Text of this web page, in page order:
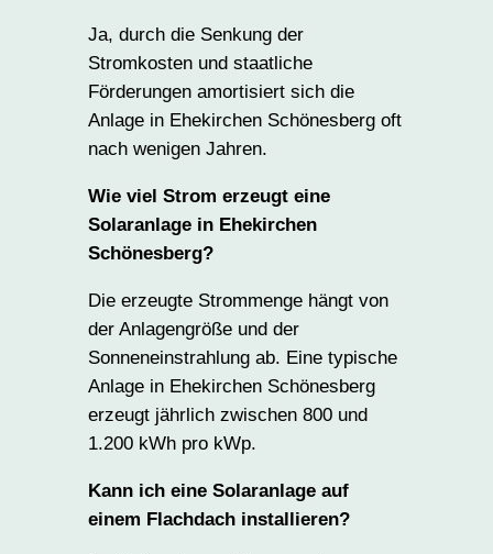
Ja, durch die Senkung der
Stromkosten und staatliche
Förderungen amortisiert sich die
Anlage in Ehekirchen Schönesberg oft
nach wenigen Jahren.
Wie viel Strom erzeugt eine
Solaranlage in Ehekirchen
Schönesberg?
Die erzeugte Strommenge hängt von
der Anlagengröße und der
Sonneneinstrahlung ab. Eine typische
Anlage in Ehekirchen Schönesberg
erzeugt jährlich zwischen 800 und
1.200 kWh pro kWp.
Kann ich eine Solaranlage auf
einem Flachdach installieren?